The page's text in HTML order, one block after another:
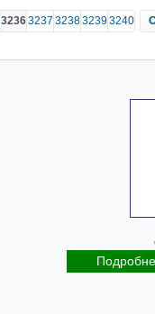
32363237 323832393240